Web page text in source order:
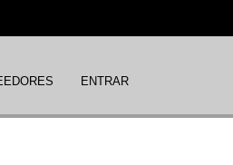
ENTRAR